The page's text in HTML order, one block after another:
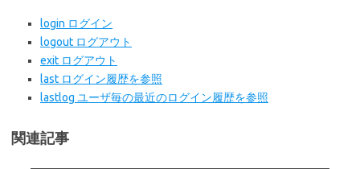
login ログイン
logout ログアウト
exit ログアウト
last ログイン履歴を参照
lastlog ユーザ毎の最近のログイン履歴を参照
関連記事